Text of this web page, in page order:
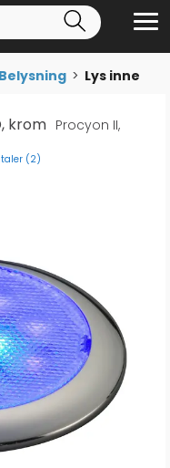
Belysning>Lys inne
krom Procyon II,
(2)